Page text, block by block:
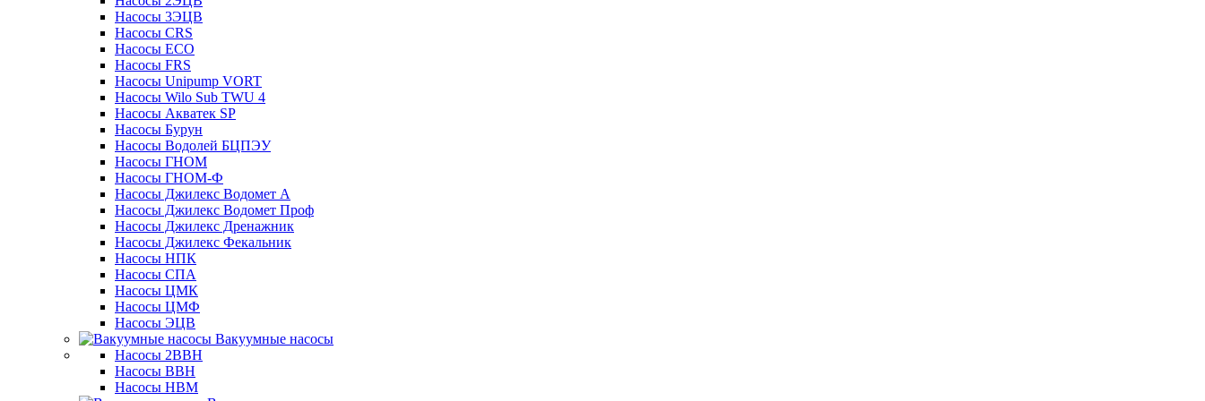
Насосы 3ЭЦВ
Насосы CRS
Насосы ECO
Насосы FRS
Насосы Unipump VORT
Насосы Wilo Sub TWU 4
Насосы Акватек SP
Насосы Бурун
Насосы Водолей БЦПЭУ
Насосы ГНОМ
Насосы ГНОМ-Ф
Насосы Джилекс Водомет А
Насосы Джилекс Водомет Проф
Насосы Джилекс Дренажник
Насосы Джилекс Фекальник
Насосы НПК
Насосы СПА
Насосы ЦМК
Насосы ЦМФ
Насосы ЭЦВ
Вакуумные насосы
Насосы 2ВВН
Насосы ВВН
Насосы НВМ